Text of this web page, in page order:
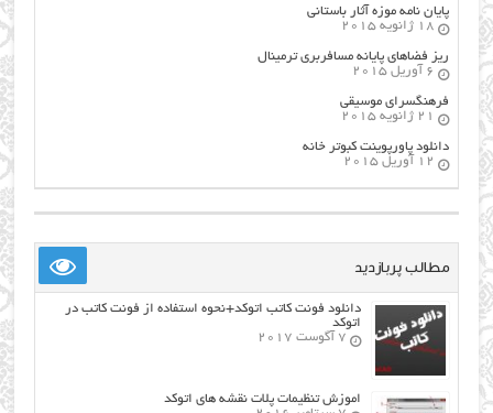
پایان نامه موزه آثار باستانی
18 ژانویه 2015
ریز فضاهای پایانه مسافربری ترمینال
6 آوریل 2015
فرهنگسراي موسيقي
21 ژانویه 2015
دانلود پاورپوینت کبوتر خانه
12 آوریل 2015
مطالب پربازدید
دانلود فونت کاتب اتوکد+نحوه استفاده از فونت کاتب در
اتوکد
7 آگوست 2017
اموزش تنظیمات پلات نقشه های اتوکد